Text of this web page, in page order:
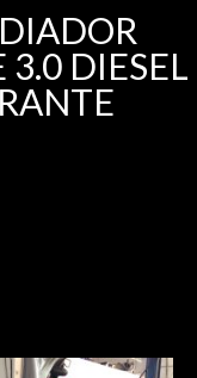
3.0 DIESEL